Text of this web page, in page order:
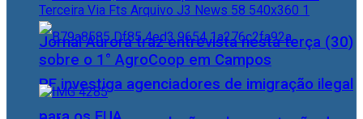
PF investiga agenciadores de imigração ilegal
Jornal Aurora traz entrevista nesta terça (30)
sobre o 1° AgroCoop em Campos